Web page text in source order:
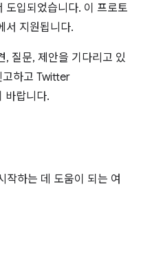
도입되었습니다. 이 프로토
서 지원됩니다.
질문, 제안을 기다리고 있
고하고 Twitter
바랍니다.
작하는 데 도움이 되는 여